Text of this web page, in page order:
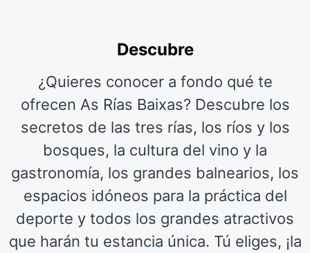
Descubre
¿Quieres conocer a fondo qué te
ofrecen As Rías Baixas? Descubre los
secretos de las tres rías, los ríos y los
bosques, la cultura del vino y la
gastronomía, los grandes balnearios, los
espacios idóneos para la práctica del
deporte y todos los grandes atractivos
que harán tu estancia única. Tú eliges, ¡la